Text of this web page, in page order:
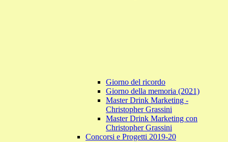
Giorno del ricordo
Giorno della memoria (2021)
Master Drink Marketing -
Christopher Grassini
Master Drink Marketing con
Christopher Grassini
Concorsi e Progetti 2019-20